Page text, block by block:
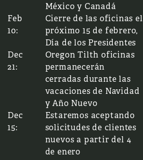
México y Canadá
Feb
10:
Cierre de las oficinas el
próximo 15 de febrero,
Día de los Presidentes
Dec
21:
Oregon Tilth oficinas
permanecerán
cerradas durante las
vacaciones de Navidad
y Año Nuevo
Dec
15:
Estaremos aceptando
solicitudes de clientes
nuevos a partir del 4
de enero